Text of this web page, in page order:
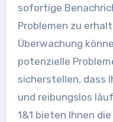
sofortige
Problemen zu
Überwachung
potenzielle
sicherstellen, dass
und reibungslos
1&1 bieten Ihnen